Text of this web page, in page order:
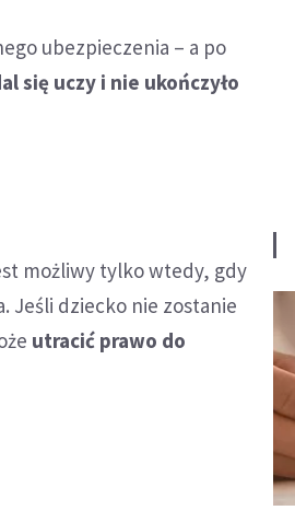
ubezpieczenia – a po
się uczy i nie ukończyło
możliwy tylko wtedy, gdy
Jeśli dziecko nie zostanie
utracić prawo do